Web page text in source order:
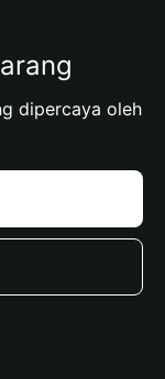
dipercaya oleh